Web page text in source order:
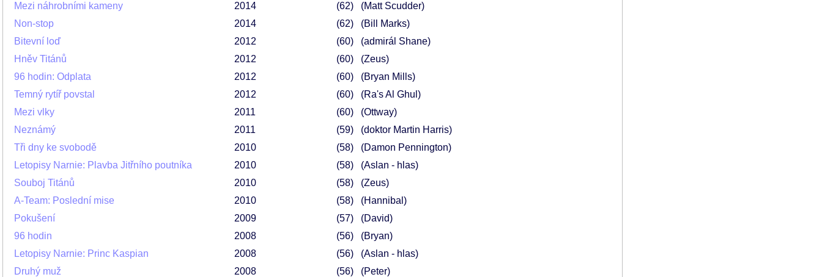
Mezi náhrobními kameny
2014 62
(Matt Scudder)
Non-stop
2014 62
(Bill Marks)
Bitevní loď
2012 60
(admirál Shane)
Hněv Titánů
2012 60
(Zeus)
96 hodin: Odplata
2012 60
(Bryan Mills)
Temný rytíř povstal
2012 60
(Ra's Al Ghul)
Mezi vlky
2011 60
(Ottway)
Neznámý
2011 59
(doktor Martin Harris)
Tři dny ke svobodě
2010 58
(Damon Pennington)
Letopisy Narnie: Plavba Jitřního poutníka
2010 58
(Aslan - hlas)
Souboj Titánů
2010 58
(Zeus)
A-Team: Poslední mise
2010 58
(Hannibal)
Pokušení
2009 57
(David)
96 hodin
2008 56
(Bryan)
Letopisy Narnie: Princ Kaspian
2008 56
(Aslan - hlas)
Druhý muž
2008 56
(Peter)